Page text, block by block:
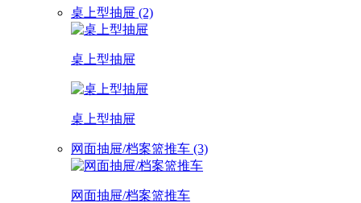
桌上型抽屉 (2)
桌上型抽屉
桌上型抽屉
网面抽屉/档案篮推车 (3)
网面抽屉/档案篮推车